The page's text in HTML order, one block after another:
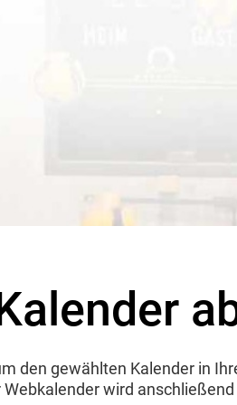
den gewählten Kalender in
wird